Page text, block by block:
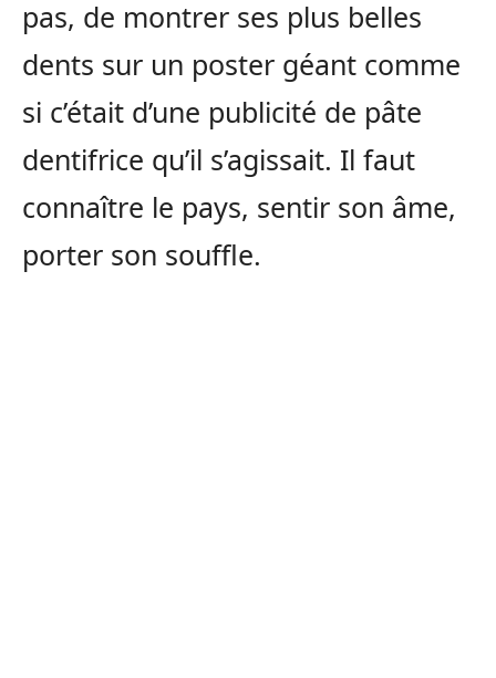
pas, de montrer ses plus belles
dents sur un poster géant comme
si c’était d’une publicité de pâte
dentifrice qu’il s’agissait. Il faut
connaître le pays, sentir son âme,
porter son souffle.